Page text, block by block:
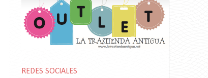
REDES SOCIALES